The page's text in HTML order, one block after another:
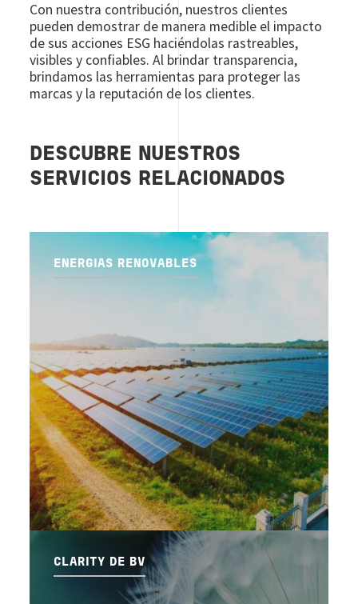
Con nuestra contribución, nuestros clientes
pueden demostrar de manera medible el impacto
de sus acciones ESG haciéndolas rastreables,
visibles y confiables. Al brindar transparencia,
brindamos las herramientas para proteger las
marcas y la reputación de los clientes.
DESCUBRE NUESTROS
SERVICIOS RELACIONADOS
ENERGIAS RENOVABLES
CLARITY DE BV